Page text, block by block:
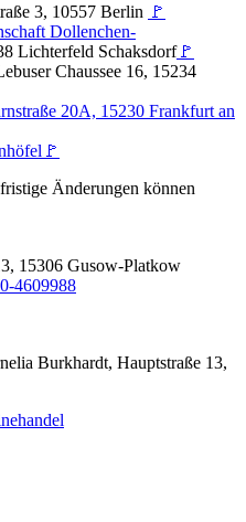
3, 10557 Berlin
🚩
Dollenchen-
Lichterfeld Schaksdorf🚩
Chaussee 16, 15234
20A, 15230 Frankfurt an
🚩
Änderungen können
15306 Gusow-Platkow
4609988
Burkhardt, Hauptstraße 13,